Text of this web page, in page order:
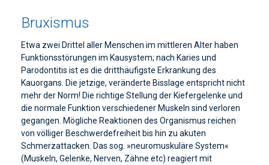
Bruxismus
Etwa zwei Drittel aller Menschen im mittleren Alter haben
Funktionsstörungen im Kausystem; nach Karies und
Parodontitis ist es die dritthäufigste Erkrankung des
Kauorgans. Die jetzige, veränderte Bisslage entspricht nicht
mehr der Norm! Die richtige Stellung der Kiefergelenke und
die normale Funktion verschiedener Muskeln sind verloren
gegangen. Mögliche Reaktionen des Organismus reichen
von völliger Beschwerdefreiheit bis hin zu akuten
Schmerzattacken. Das sog. »neuromuskuläre System«
(Muskeln, Gelenke, Nerven, Zähne etc) reagiert mit